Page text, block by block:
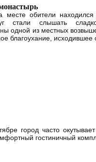
месте обители
стали слышать
одной из местных
благоухание, исходившее
город часто
гостиничный